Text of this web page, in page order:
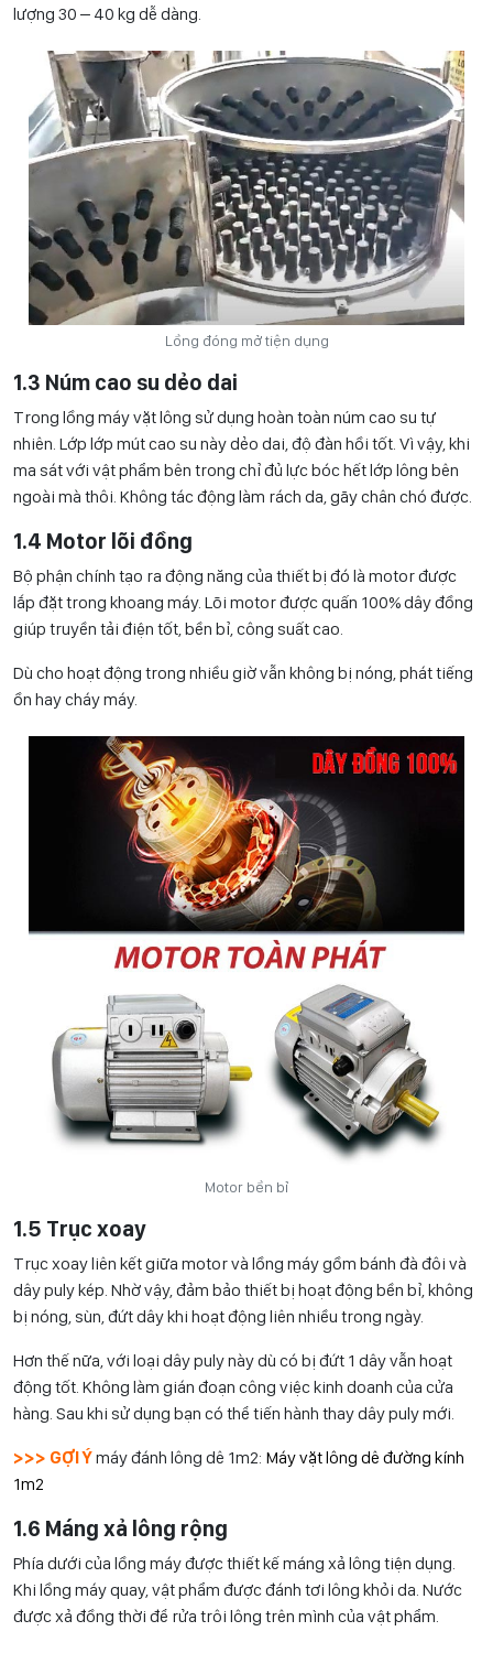
lượng 30 – 40 kg dễ dàng.
Lồng đóng mở tiện dụng
1.3 Núm cao su dẻo dai
Trong lồng máy vặt lông sử dụng hoàn toàn núm cao su tự
nhiên. Lớp lớp mút cao su này dẻo dai, độ đàn hồi tốt. Vì vậy, khi
ma sát với vật phẩm bên trong chỉ đủ lực bóc hết lớp lông bên
ngoài mà thôi. Không tác động làm rách da, gãy chân chó được.
1.4 Motor lõi đồng
Bộ phận chính tạo ra động năng của thiết bị đó là motor được
lắp đặt trong khoang máy. Lõi motor được quấn 100% dây đồng
giúp truyền tải điện tốt, bền bỉ, công suất cao.
Dù cho hoạt động trong nhiều giờ vẫn không bị nóng, phát tiếng
ồn hay cháy máy.
Motor bền bỉ
1.5 Trục xoay
Trục xoay liên kết giữa motor và lồng máy gồm bánh đà đôi và
dây puly kép. Nhờ vậy, đảm bảo thiết bị hoạt động bền bỉ, không
bị nóng, sùn, đứt dây khi hoạt động liên nhiều trong ngày.
Hơn thế nữa, với loại dây puly này dù có bị đứt 1 dây vẫn hoạt
động tốt. Không làm gián đoạn công việc kinh doanh của cửa
hàng. Sau khi sử dụng bạn có thể tiến hành thay dây puly mới.
>>> GỢI Ýmáy đánh lông dê 1m2: Máy vặt lông dê đường kính
1m2
1.6 Máng xả lông rộng
Phía dưới của lồng máy được thiết kế máng xả lông tiện dụng.
Khi lồng máy quay, vật phẩm được đánh tơi lông khỏi da. Nước
được xả đồng thời để rửa trôi lông trên mình của vật phẩm.